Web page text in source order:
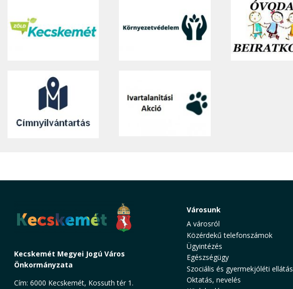
Kecskemét Megyei Jogú Város
Önkormányzata
Cím: 6000 Kecskemét, Kossuth tér 1.
Városunk
A városról
Közérdekű telefonszámok
Ügyintézés
Egészségügy
Szociális és gyermekjóléti ellátás
Oktatás, nevelés